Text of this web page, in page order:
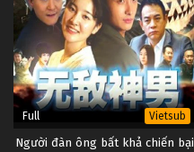
Full Vietsub
Người đàn ông bất khả chiến bại